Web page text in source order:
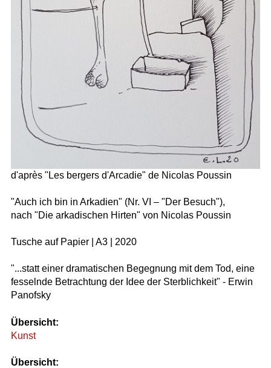
d'après "Les bergers d'Arcadie" de Nicolas Poussin
"Auch ich bin in Arkadien" (Nr. VI – "Der Besuch"),
nach "Die arkadischen Hirten" von Nicolas Poussin
Tusche auf Papier | A3 | 2020
"...statt einer dramatischen Begegnung mit dem Tod, eine
fesselnde Betrachtung der Idee der Sterblichkeit" - Erwin
Panofsky
Übersicht:
Kunst
Übersicht: